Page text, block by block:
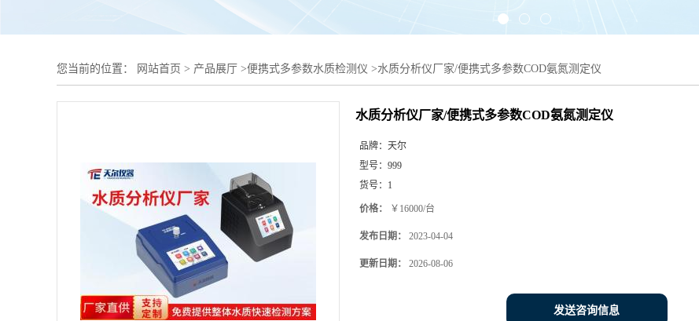
您当前的位置： 网站首页 > 产品展厅 >便携式多参数水质检测仪 >水质分析仪厂家/便携式多参数COD氨氮测定仪
水质分析仪厂家/便携式多参数COD氨氮测定仪
品牌： 天尔
型号： 999
货号： 1
价格： ￥16000/台
发布日期： 2023-04-04
更新日期： 2026-08-06
发送咨询信息